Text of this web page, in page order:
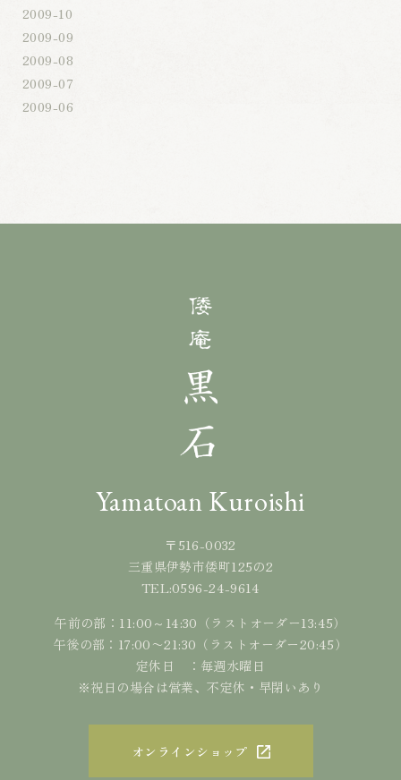
2009-10
2009-09
2009-08
2009-07
2009-06
Yamatoan Kuroishi
〒516-0032
三重県伊勢市倭町125の2
TEL:0596-24-9614
午前の部：11:00～14:30（ラストオーダー13:45）
午後の部：17:00〜21:30（ラストオーダー20:45）
定休日 ：毎週水曜日
※祝日の場合は営業、不定休・早閉いあり
オンラインショップ